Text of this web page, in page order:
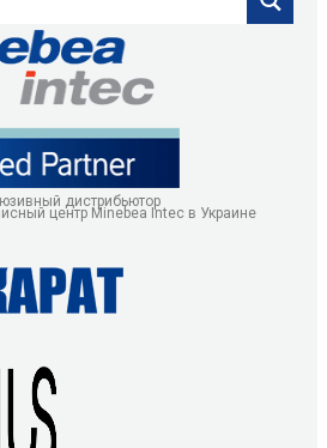
дистрибьютор
центр Minebea Intec в Украине